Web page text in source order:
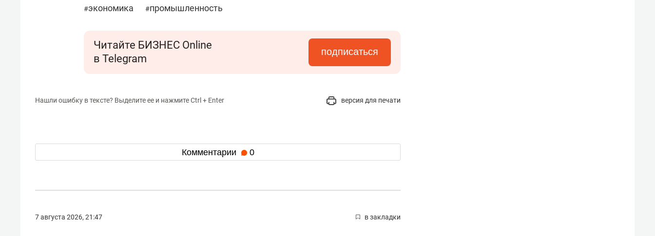
#экономика #промышленность
Читайте БИЗНЕС Online
в Telegram
подписаться
Нашли ошибку в тексте? Выделите ее и нажмите Ctrl + Enter версия для печати
Комментарии 0
7 августа 2026, 21:47 в закладки